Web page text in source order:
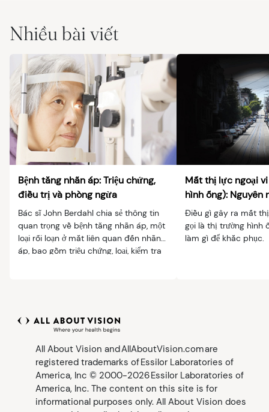
Nhiều bài viết
Bệnh tăng nhãn áp: Triệu chứng,
điều trị và phòng ngừa
Bác sĩ John Berdahl chia sẻ thông tin
quan trọng về bệnh tăng nhãn áp, một
loại rối loạn ở mắt liên quan đến nhãn
áp, bao gồm triệu chứng, loại, kiểm tra
Mất thị lực ngoại
hình ống): Nguyên
Điều gì gây ra mất
gọi là thị trường hình
làm gì để khắc phục.
All About Vision and AllAboutVision.com are
registered trademarks of Essilor Laboratories of
America, Inc © 2000-2026 Essilor Laboratories of
America, Inc. The content on this site is for
informational purposes only. All About Vision does